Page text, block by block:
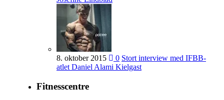
8. oktober 2015 0 Stort interview med IFBB-
atlet Daniel Alami Kielgast
Fitnesscentre